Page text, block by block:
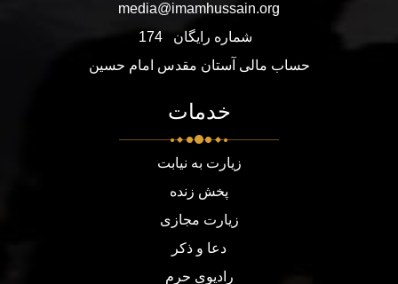
media@imamhussain.org
شماره رایگان
174
حساب مالی آستان مقدس امام حسین
خدمات
زیارت به نیابت
پخش زنده
زیارت مجازی
دعا و ذکر
رادیوی حرم